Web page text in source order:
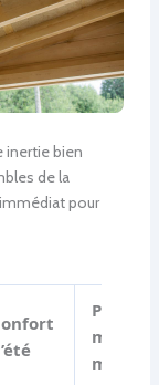
inertie bien
de la
pour
Prix
moyen
m²